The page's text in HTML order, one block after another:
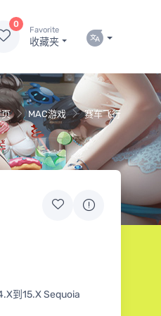
0
Favorite
收藏夹
MAC游戏 赛车飞行
到15.X Sequoia